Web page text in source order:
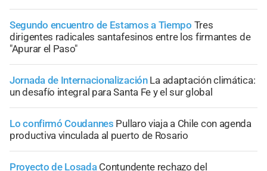
Segundo encuentro de Estamos a Tiempo Tres
dirigentes radicales santafesinos entre los firmantes de
"Apurar el Paso"
Jornada de Internacionalización La adaptación climática:
un desafío integral para Santa Fe y el sur global
Lo confirmó Coudannes Pullaro viaja a Chile con agenda
productiva vinculada al puerto de Rosario
Proyecto de Losada Contundente rechazo del